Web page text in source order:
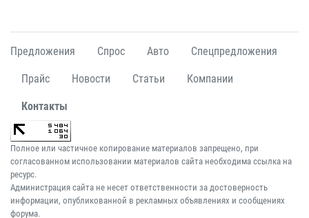
Предложения Спрос Авто Спецпредложения
Прайс Новости Статьи Компании
Контакты
Полное или частичное копирование материалов запрещено, при
согласованном использовании материалов сайта необходима ссылка на
ресурс.
Администрация сайта не несет ответственности за достоверность
информации, опубликованной в рекламных объявлениях и сообщениях
форума.